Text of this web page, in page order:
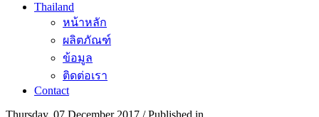
Thailand
หน้าหลัก
ผลิตภัณฑ์
ข้อมูล
ติดต่อเรา
Contact